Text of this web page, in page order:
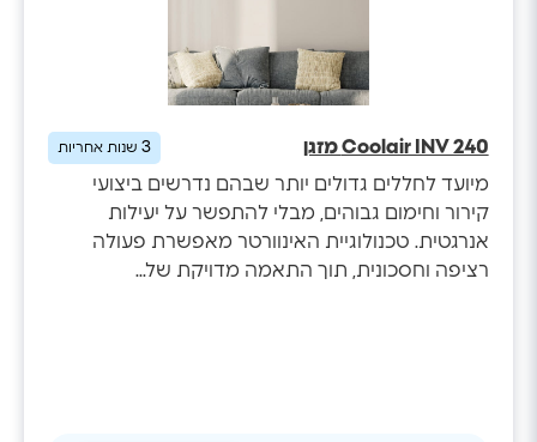
Coolair INV 240 מזגן 3שנות אחריות
מיועד לחללים גדולים יותר שבהם נדרשים ביצועי
קירור וחימום גבוהים, מבלי להתפשר על יעילות
אנרגטית. טכנולוגיית האינוורטר מאפשרת פעולה
רציפה וחסכונית, תוך התאמה מדויקת של...